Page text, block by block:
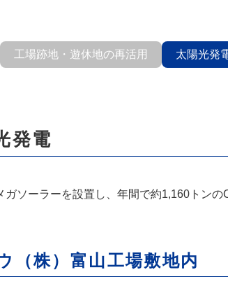
工場跡地・遊休地の再活用 太陽光発
発電
ガソーラーを設置し、年間で約1,160トンの
（株）富山工場敷地内